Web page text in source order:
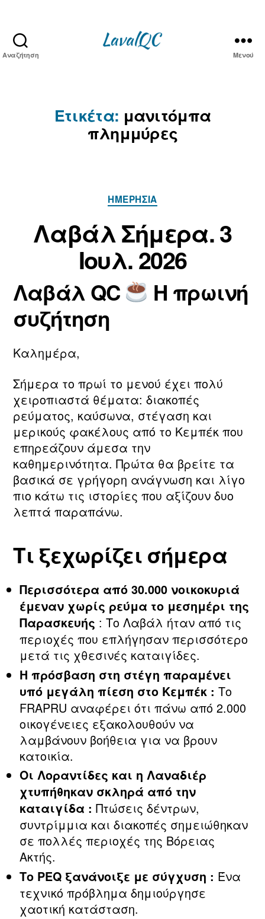
Αναζήτηση Μενού
Ετικέτα: μανιτόμπα
πλημμύρες
Κατηγορίες
ΗΜΕΡΉΣΙΑ
Λαβάλ Σήμερα. 3
Ιουλ. 2026
Συντάκτης
άρθρου
Α
ό
τ
ο
ν/
τ
η
Ημ.
δημοσίευσης
3
ο
υ
λ
ο
Λαβάλ QC
Η πρωινή
συζήτηση
Καλημέρα,
Σήμερα το πρωί το μενού έχει πολύ
χειροπιαστά θέματα: διακοπές
ρεύματος, καύσωνα, στέγαση και
μερικούς φακέλους από το Κεμπέκ που
επηρεάζουν άμεσα την
καθημερινότητα. Πρώτα θα βρείτε τα
βασικά σε γρήγορη ανάγνωση και λίγο
πιο κάτω τις ιστορίες που αξίζουν δυο
λεπτά παραπάνω.
Τι ξεχωρίζει σήμερα
Περισσότερα από 30.000 νοικοκυριά
έμεναν χωρίς ρεύμα το μεσημέρι της
Παρασκευής : Το Λαβάλ ήταν από τις
περιοχές που επλήγησαν περισσότερο
μετά τις χθεσινές καταιγίδες.
Η πρόσβαση στη στέγη παραμένει
υπό μεγάλη πίεση στο Κεμπέκ : Το
FRAPRU αναφέρει ότι πάνω από 2.000
οικογένειες εξακολουθούν να
λαμβάνουν βοήθεια για να βρουν
κατοικία.
Οι Λοραντίδες και η Λαναδιέρ
χτυπήθηκαν σκληρά από την
καταιγίδα : Πτώσεις δέντρων,
συντρίμμια και διακοπές σημειώθηκαν
σε πολλές περιοχές της Βόρειας
Ακτής.
Το PEQ ξανάνοιξε με σύγχυση : Ένα
τεχνικό πρόβλημα δημιούργησε
χαοτική κατάσταση.